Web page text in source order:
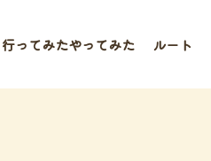
行ってみたやってみた ルート